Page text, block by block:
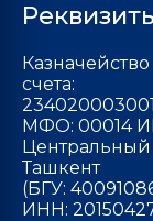
счета:
МФО: 00014
Центральный
Ташкент
(БГУ:
ИНН: